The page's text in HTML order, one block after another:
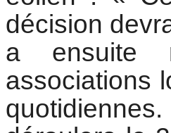
décision
a ensuite
associations